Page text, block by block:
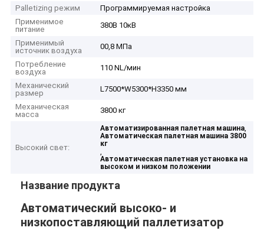
Palletizing режим
Программируемая настройка
Применимое
питание
380В 10кВ
Применимый
источник воздуха
00,8 МПа
Потребление
воздуха
110 NL/мин
Механический
размер
L7500*W5300*H3350 мм
Механическая
масса
3800 кг
Высокий свет:
Автоматизированная палетная машина,
Автоматическая палетная машина 3800
кг
,
Автоматическая палетная установка на
высоком и низком положении
Название продукта
Автоматический высоко- и
низкопоставляющий паллетизатор